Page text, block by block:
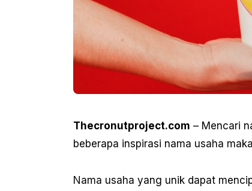
Thecronutproject.com – Mencari
beberapa inspirasi nama usaha
Nama usaha yang unik dapat